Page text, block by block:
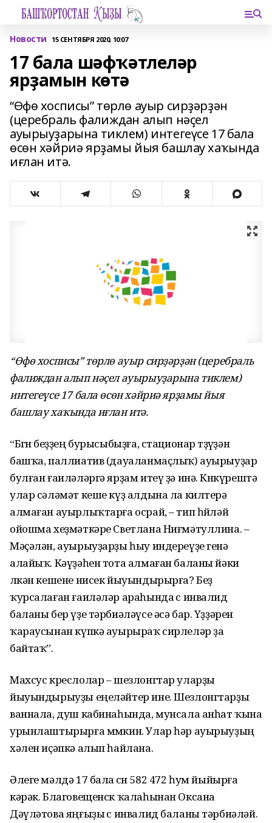
Новости 15 СЕНТЯБРЯ 2020, 10:07
17 бала шәфҡәтлеләр
ярҙамын көтә
“Өфө хосписы” төрлө ауыр сирҙәрҙән
(церебраль фалиждан алып нәҫел
ауырыуҙарына тиклем) интегеүсе 17 бала
өсөн хәйриә ярҙамы йыя башлау хаҡында
иғлан итә.
“Өфө хосписы” төрлө ауыр сирҙәрҙән (церебраль
фалиждан алып нәҫел ауырыуҙарына тиклем)
интегеүсе 17 бала өсөн хәйриә ярҙамы йыя
башлау хаҡында иғлан итә.
“Бөгөн беҙҙең бурысыбыҙға, стационар төҙөүҙән
башҡа, паллиатив (дауаланмаҫлыҡ) ауырыуҙар
булған ғаиләләргә ярҙам итеү ҙә инә. Көнкүрештә
улар сәләмәт кеше күҙ алдына ла килтерә
алмаған ауырлыҡтарға осрай, – тип һөйләй
ойошма хеҙмәткәре Светлана Ниғмәтуллина. –
Мәҫәлән, ауырыуҙарҙы һыу индереүҙе генә
алайыҡ. Кәүҙәһен тота алмаған баланы йәки
өлкән кешене нисек йыуындырырға? Беҙ
ҡурсалаған ғаиләләр араһында өс инвалид
баланы бер үҙе тәрбиәләүсе әсә бар. Үҙҙәрен
ҡараусынан күпкә ауырыраҡ сирлеләр ҙа
байтаҡ”.
Махсус креслолар – шезлонгтар уларҙы
йыуындырыуҙы еңеләйтер ине. Шезлонгтарҙы
ваннала, душ кабинаһында, мунсала анһат ҡына
урынлаштырырға мөмкин. Улар һәр ауырыуҙың
хәлен иҫәпкә алып һайлана.
Әлеге мәлдә 17 бала өсөн 582 472 һум йыйырға
кәрәк. Благовещенск ҡалаһынан Оксана
Дәүләтова яңғыҙы өс инвалид баланы тәрбиәләй.